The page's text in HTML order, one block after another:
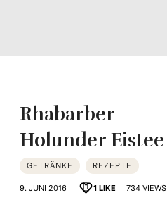
Rhabarber
Holunder Eistee
GETRÄNKE REZEPTE
9. JUNI 2016 1 LIKE 734 VIEWS